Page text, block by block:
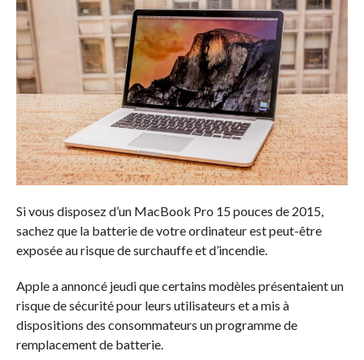
Si vous disposez d’un MacBook Pro 15 pouces de 2015,
sachez que la batterie de votre ordinateur est peut-être
exposée au risque de surchauffe et d’incendie.
Apple a annoncé jeudi que certains modèles présentaient un
risque de sécurité pour leurs utilisateurs et a mis à
dispositions des consommateurs un programme de
remplacement de batterie.